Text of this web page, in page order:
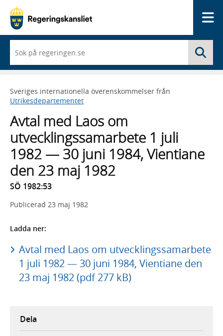
du
börjar
skriva
framträder
en
med
sökförslag
Sveriges internationella överenskommelser från
Utrikesdepartementet
Avtal med Laos om
utvecklingssamarbete 1 juli
1982 — 30 juni 1984, Vientiane
den 23 maj 1982
SÖ 1982:53
Publicerad 23 maj 1982
Ladda ner:
Avtal med Laos om utvecklingssamarbete
1 juli 1982 — 30 juni 1984, Vientiane den
23 maj 1982 (pdf 277 kB)
Dela